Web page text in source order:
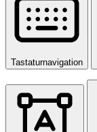
Tastaturnavigation